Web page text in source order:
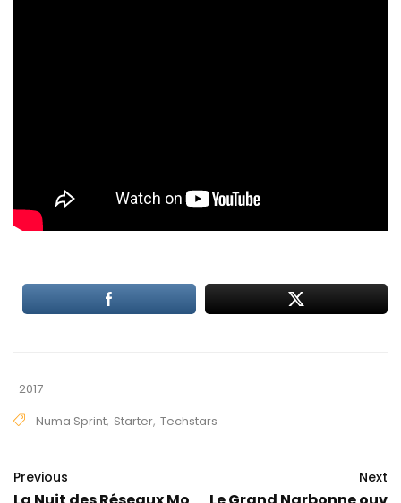
2017
Numa Sprint, Starter, Techstars
Previous Next